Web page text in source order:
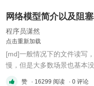
orient/strip%7CimageView2/
网络模型简介以及阻
程序员潇然
点击重新加载
[md]一般情况下的文件读写
慢，但是大多数场景也基本没啥问题
赞 · 16299 阅读 · 0 评论